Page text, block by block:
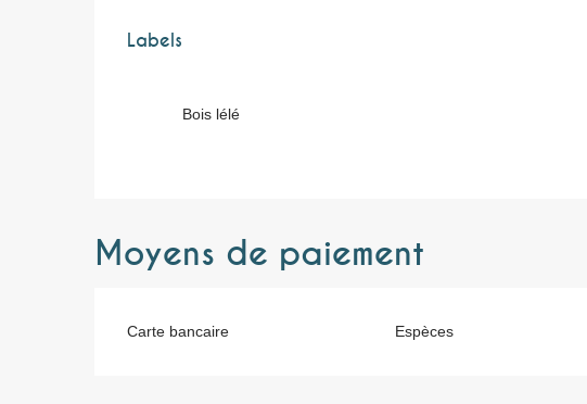
Offres de prestations
Labels
Labels
Bois lélé
Moyens de paiement
Carte bancaire Espèces